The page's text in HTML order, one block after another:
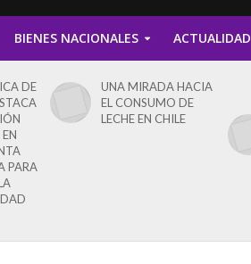
BIENES NACIONALES ACTUALIDAD
DE
PARA
UNA MIRADA HACIA
EL CONSUMO DE
LECHE EN CHILE